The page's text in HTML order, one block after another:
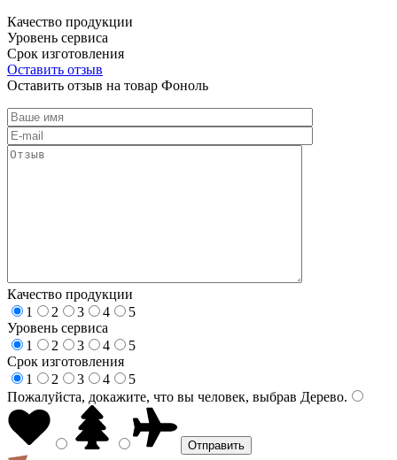
Качество продукции
Уровень сервиса
Срок изготовления
Оставить отзыв
Оставить отзыв на товар Фоноль
Качество продукции
1
2 3 4
5
Уровень сервиса
1
2 3 4
5
Срок изготовления
1
2 3 4
5
Пожалуйста, докажите, что вы человек, выбрав Дерево.